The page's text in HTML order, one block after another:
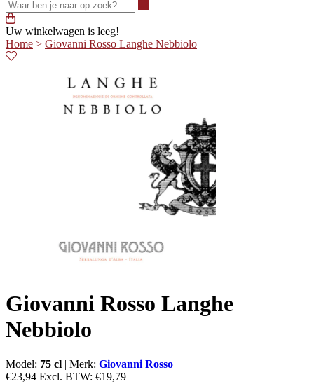
Uw winkelwagen is leeg!
Home > Giovanni Rosso Langhe Nebbiolo
Giovanni Rosso Langhe
Nebbiolo
Model: 75 cl | Merk: Giovanni Rosso
€23,94 Excl. BTW: €19,79